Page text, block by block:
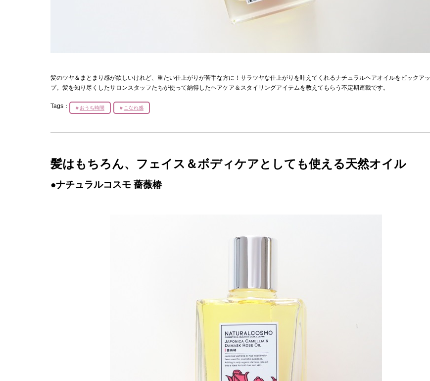
髪のツヤ＆まとまり感が欲しいけれど、重たい仕上がりが苦手な方に！サラツヤな仕上がりを叶えてくれるナチュラルヘアオイルをピックアッ
プ。髪を知り尽くしたサロンスタッフたちが使って納得したヘアケア＆スタイリングアイテムを教えてもらう不定期連載です。
Tags： おうち時間 こなれ感
髪はもちろん、フェイス＆ボディケアとしても使える天然オイル
●ナチュラルコスモ 薔薇椿